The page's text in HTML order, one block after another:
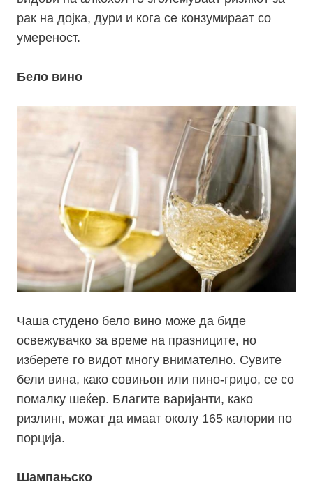
рак на дојка, дури и кога се конзумираат со
умереност.
Бело вино
Чаша студено бело вино може да биде
освежувачко за време на празниците, но
изберете го видот многу внимателно. Сувите
бели вина, како совињон или пино-гриџо, се со
помалку шеќер. Благите варијанти, како
ризлинг, можат да имаат околу 165 калории по
порција.
Шампањско